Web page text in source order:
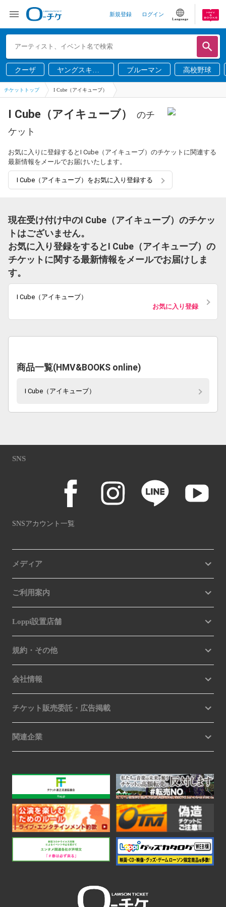
新規登録 ログイン
Language
クーザ
ヤングスキニ
ー
ブルーマン 高校野球
チケットトップ I Cube（アイキューブ）
I Cube（アイキューブ）
のチ
ケット
お気に入りに登録するとI Cube（アイキューブ）のチケットに関連する
最新情報をメールでお届けいたします。
I Cube（アイキューブ）をお気に入り登録する
現在受け付け中のI Cube（アイキューブ）のチケッ
トはございません。
お気に入り登録をするとI Cube（アイキューブ）の
チケットに関する最新情報をメールでお届けしま
す。
I Cube（アイキューブ）
お気に入り登録
商品一覧(HMV&BOOKS online)
I Cube（アイキューブ）
SNS
SNSアカウント一覧
メディア
ご利用案内
Loppi設置店舗
規約・その他
会社情報
チケット販売委託・広告掲載
関連企業